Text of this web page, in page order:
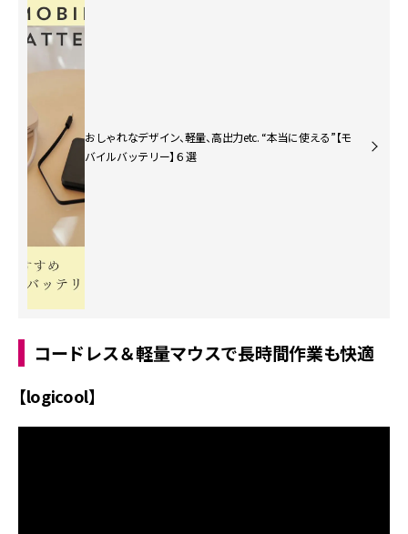
おしゃれなデザイン、軽量、高出力etc. “本当に使える”【モ
バイルバッテリー】６選
コードレス＆軽量マウスで長時間作業も快適
【logicool】